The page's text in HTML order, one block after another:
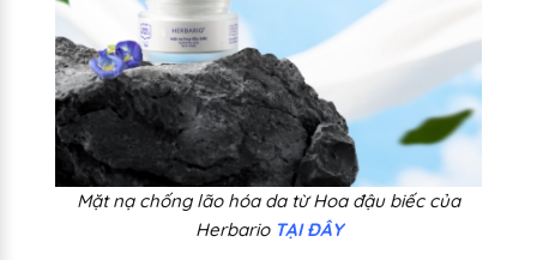
Mặt nạ chống lão hóa da từ Hoa đậu biếc của
Herbario TẠI ĐÂY